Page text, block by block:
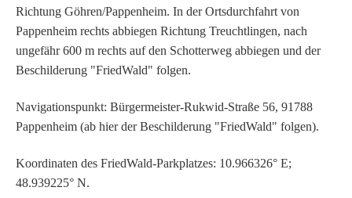
Richtung Göhren/Pappenheim. In der Ortsdurchfahrt von
Pappenheim rechts abbiegen Richtung Treuchtlingen, nach
ungefähr 600 m rechts auf den Schotterweg abbiegen und der
Beschilderung "FriedWald" folgen.
Navigationspunkt: Bürgermeister-Rukwid-Straße 56, 91788
Pappenheim (ab hier der Beschilderung "FriedWald" folgen).
Koordinaten des FriedWald-Parkplatzes: 10.966326° E;
48.939225° N.